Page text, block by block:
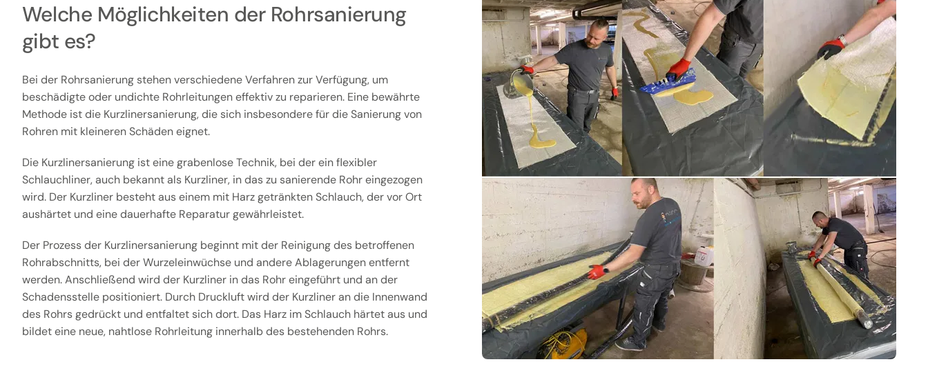
Welche Möglichkeiten der Rohrsanierung
gibt es?
Bei der Rohrsanierung stehen verschiedene Verfahren zur Verfügung, um
beschädigte oder undichte Rohrleitungen effektiv zu reparieren. Eine bewährte
Methode ist die Kurzlinersanierung, die sich insbesondere für die Sanierung von
Rohren mit kleineren Schäden eignet.
Die Kurzlinersanierung ist eine grabenlose Technik, bei der ein flexibler
Schlauchliner, auch bekannt als Kurzliner, in das zu sanierende Rohr eingezogen
wird. Der Kurzliner besteht aus einem mit Harz getränkten Schlauch, der vor Ort
aushärtet und eine dauerhafte Reparatur gewährleistet.
Der Prozess der Kurzlinersanierung beginnt mit der Reinigung des betroffenen
Rohrabschnitts, bei der Wurzeleinwüchse und andere Ablagerungen entfernt
werden. Anschließend wird der Kurzliner in das Rohr eingeführt und an der
Schadensstelle positioniert. Durch Druckluft wird der Kurzliner an die Innenwand
des Rohrs gedrückt und entfaltet sich dort. Das Harz im Schlauch härtet aus und
bildet eine neue, nahtlose Rohrleitung innerhalb des bestehenden Rohrs.